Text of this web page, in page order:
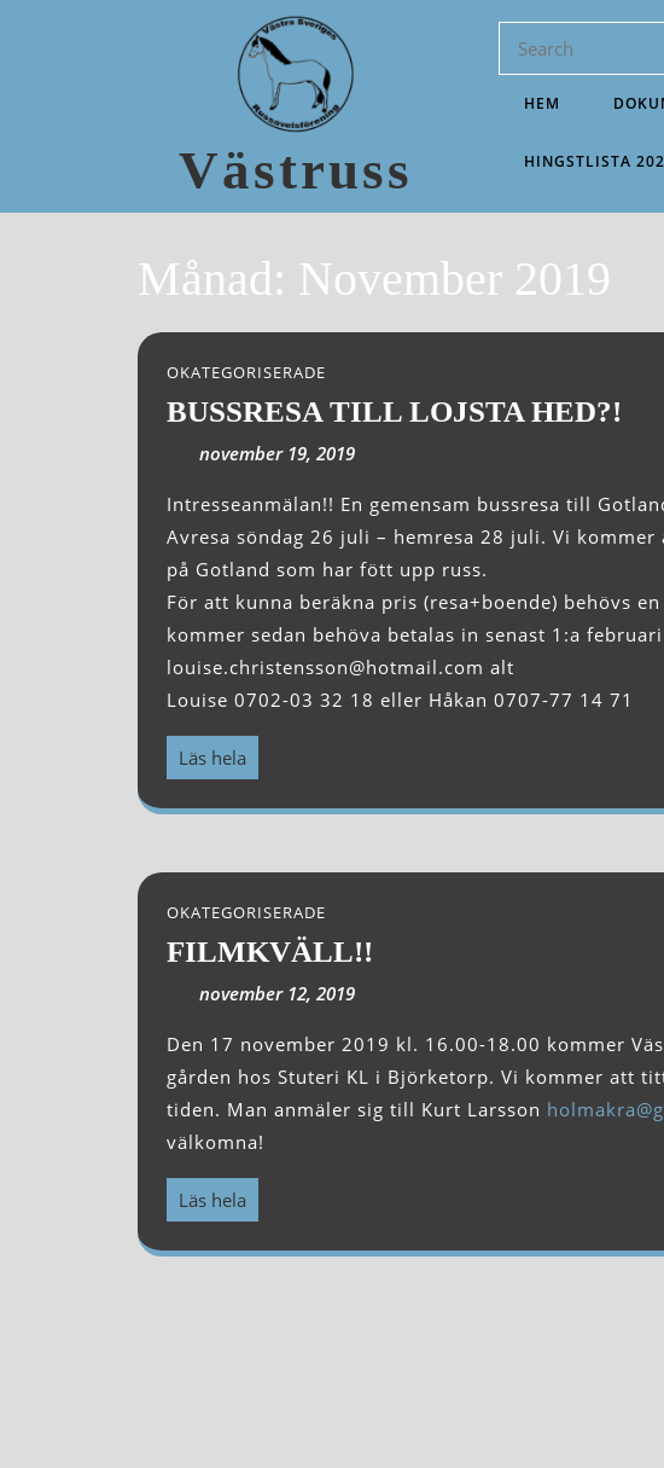
Västruss
HEM
HINGSTLISTA
Månad: November 2019
OKATEGORISERADE
BUSSRESA TILL LOJSTA HED?!
november 19, 2019
Intresseanmälan!! En gemensam bussresa till Gotland på Lojstas sommarpremiering.
Avresa söndag 26 juli – hemresa 28 juli. Vi
på Gotland som har fött upp russ.
För att kunna beräkna pris (resa+boende) behövs
kommer sedan behöva betalas in senast 1:a
louise.christensson@hotmail.com alt
Louise 0702-03 32 18 eller Håkan 0707-77 14 71
Läs hela
OKATEGORISERADE
FILMKVÄLL!!
november 12, 2019
Den 17 november 2019 kl. 16.00-18.00 kommer Västruss att ha en filmkväll i huset på
gården hos Stuteri KL i Björketorp. Vi kommer att
tiden. Man anmäler sig till Kurt Larsson
välkomna!
Läs hela